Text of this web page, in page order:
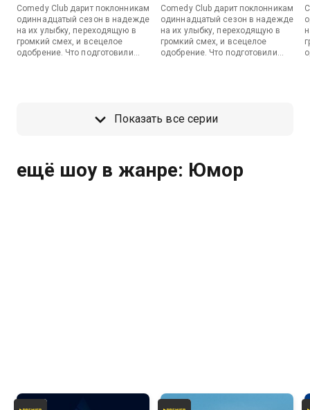
Comedy Club дарит поклонникам
одиннадцатый сезон в надежде
на их улыбку, переходящую в
громкий смех, и всецелое
одобрение. Что подготовили
Comedy Club дарит поклонникам
одиннадцатый сезон в надежде
на их улыбку, переходящую в
громкий смех, и всецелое
одобрение. Что подготовили
Показать все серии
ещё шоу в жанре: Юмор